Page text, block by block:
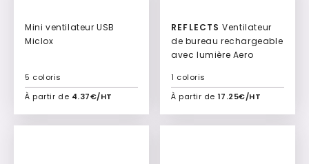
Mini ventilateur USB
Miclox
À partir de 4.37€/HT
5 coloris
Ajouter à mon devis
REFLECTS Ventilateur
de bureau rechargeable
avec lumière Aero
À partir de 17.25€/HT
1 coloris
Ajouter à mon devis